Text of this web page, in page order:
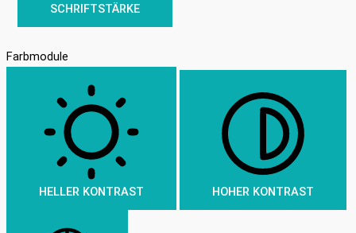
SCHRIFTSTÄRKE
Farbmodule
HELLER KONTRAST HOHER KONTRAST